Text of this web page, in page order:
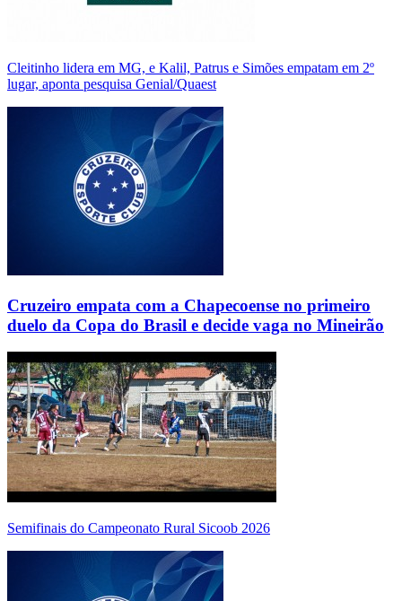
Cleitinho lidera em MG, e Kalil, Patrus e Simões empatam em 2º
lugar, aponta pesquisa Genial/Quaest
Cruzeiro empata com a Chapecoense no primeiro
duelo da Copa do Brasil e decide vaga no Mineirão
Semifinais do Campeonato Rural Sicoob 2026